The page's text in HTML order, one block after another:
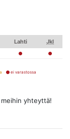
Lahti Jkl
ei varastossa
yhteyttä!